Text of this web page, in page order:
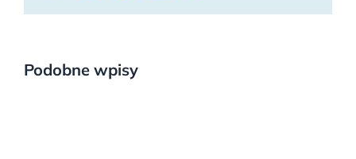
Podobne wpisy